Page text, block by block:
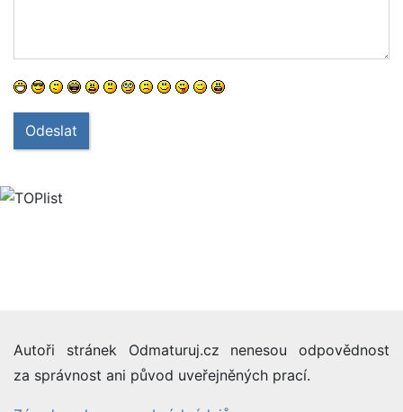
Odeslat
Autoři stránek Odmaturuj.cz nenesou odpovědnost
za správnost ani původ uveřejněných prací.